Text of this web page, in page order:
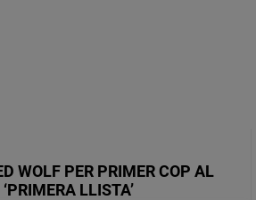
WOLF PER PRIMER COP AL
LLISTA’